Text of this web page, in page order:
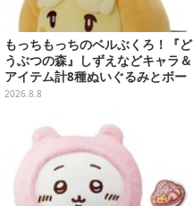
もっちもっちのベルぶくろ！『ど
うぶつの森』しずえなどキャラ＆
アイテム計8種ぬいぐるみとボー
ルチェーン付きマスコットが発売
2026.8.8